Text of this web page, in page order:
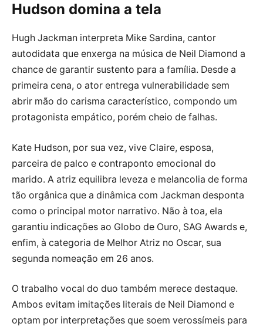
Hudson domina a tela
Hugh Jackman interpreta Mike Sardina, cantor
autodidata que enxerga na música de Neil Diamond a
chance de garantir sustento para a família. Desde a
primeira cena, o ator entrega vulnerabilidade sem
abrir mão do carisma característico, compondo um
protagonista empático, porém cheio de falhas.
Kate Hudson, por sua vez, vive Claire, esposa,
parceira de palco e contraponto emocional do
marido. A atriz equilibra leveza e melancolia de forma
tão orgânica que a dinâmica com Jackman desponta
como o principal motor narrativo. Não à toa, ela
garantiu indicações ao Globo de Ouro, SAG Awards e,
enfim, à categoria de Melhor Atriz no Oscar, sua
segunda nomeação em 26 anos.
O trabalho vocal do duo também merece destaque.
Ambos evitam imitações literais de Neil Diamond e
optam por interpretações que soem verossímeis para